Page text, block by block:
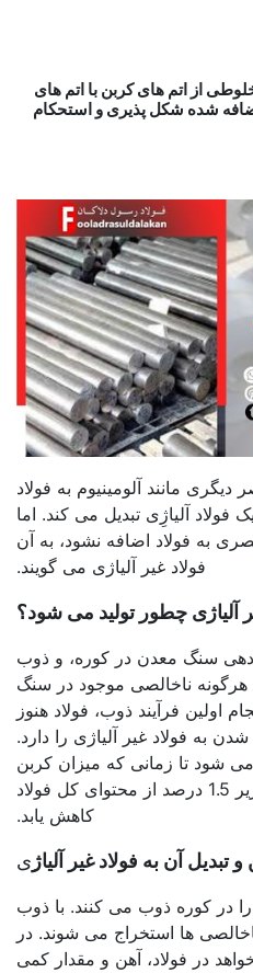
از اتم های کربن با اتم های
شده شکل پذیری و استحکام
مانند آلومینیوم به فولاد
آلیاژِی تبدیل می کند. اما
به فولاد اضافه نشود، به آن
فولاد غیر آلیاژی می گویند.
آلیاژی چطور تولید می شود؟
دهی سنگ معدن در کوره، و ذوب
ناخالصی موجود در سنگ
اولین فرآیند ذوب، فولاد هنوز
به فولاد غیر آلیاژی را دارد.
می شود تا زمانی که میزان کربن
موجود در سنگ معدن. به زیر 1.5 درصد از محتوای کل فولاد
کاهش یابد.
آن به فولاد غیر آلیاژ ِی
در کوره ذوب می کنند. با ذوب
ها استخراج می شوند. در
در فولاد، آهن و مقدار کمی